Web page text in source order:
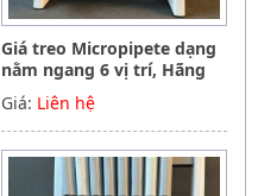
Giá treo Micropipete dạng
nằm ngang 6 vị trí, Hãng
Phoenix instrument
Germany
Giá: Liên hệ